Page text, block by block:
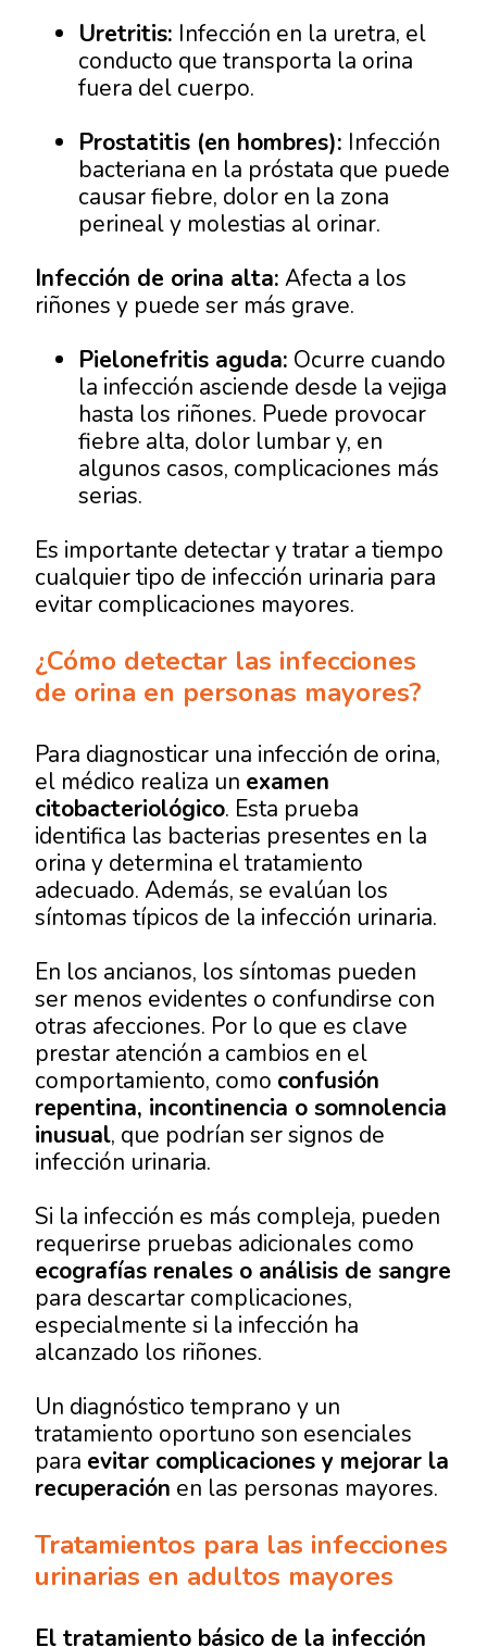
Uretritis: Infección en la uretra, el
conducto que transporta la orina
fuera del cuerpo.
Prostatitis (en hombres): Infección
bacteriana en la próstata que puede
causar fiebre, dolor en la zona
perineal y molestias al orinar.
Infección de orina alta: Afecta a los
riñones y puede ser más grave.
Pielonefritis aguda: Ocurre cuando
la infección asciende desde la vejiga
hasta los riñones. Puede provocar
fiebre alta, dolor lumbar y, en
algunos casos, complicaciones más
serias.
Es importante detectar y tratar a tiempo
cualquier tipo de infección urinaria para
evitar complicaciones mayores.
¿Cómo detectar las infecciones
de orina en personas mayores?
Para diagnosticar una infección de orina,
el médico realiza un examen
citobacteriológico. Esta prueba
identifica las bacterias presentes en la
orina y determina el tratamiento
adecuado. Además, se evalúan los
síntomas típicos de la infección urinaria.
En los ancianos, los síntomas pueden
ser menos evidentes o confundirse con
otras afecciones. Por lo que es clave
prestar atención a cambios en el
comportamiento, como confusión
repentina, incontinencia o somnolencia
inusual, que podrían ser signos de
infección urinaria.
Si la infección es más compleja, pueden
requerirse pruebas adicionales como
ecografías renales o análisis de sangre
para descartar complicaciones,
especialmente si la infección ha
alcanzado los riñones.
Un diagnóstico temprano y un
tratamiento oportuno son esenciales
para evitar complicaciones y mejorar la
recuperación en las personas mayores.
Tratamientos para las infecciones
urinarias​ en adultos mayores
El tratamiento básico de la infección